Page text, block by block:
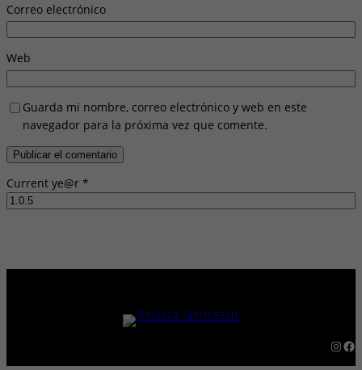
Correo electrónico
Web
Guarda mi nombre, correo electrónico y web en este
navegador para la próxima vez que comente.
Current ye@r *
InstagramFacebook